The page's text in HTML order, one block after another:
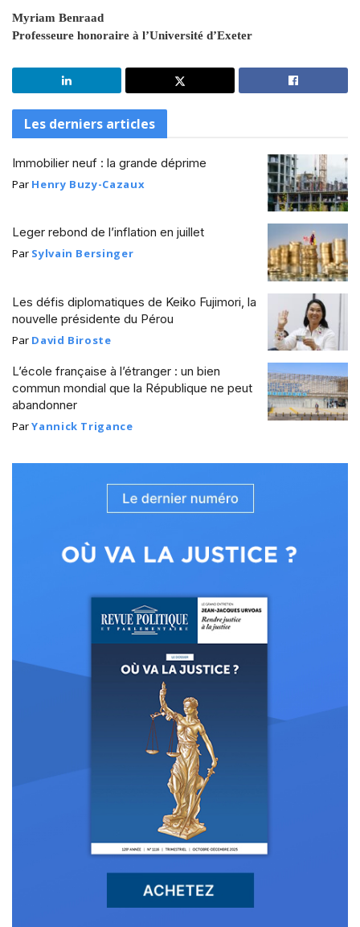
Myriam Benraad
Professeure honoraire à l’Université d’Exeter
Les derniers articles
Immobilier neuf : la grande déprime
Par Henry Buzy-Cazaux
Leger rebond de l’inflation en juillet
Par Sylvain Bersinger
Les défis diplomatiques de Keiko Fujimori, la
nouvelle présidente du Pérou
Par David Biroste
L’école française à l’étranger : un bien
commun mondial que la République ne peut
abandonner
ParYannick Trigance